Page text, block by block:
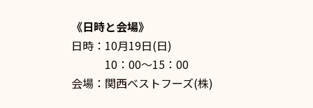
《日時と会場》
日時：10月19日(日)
10：00～15：00
会場：関西ベストフーズ(株)